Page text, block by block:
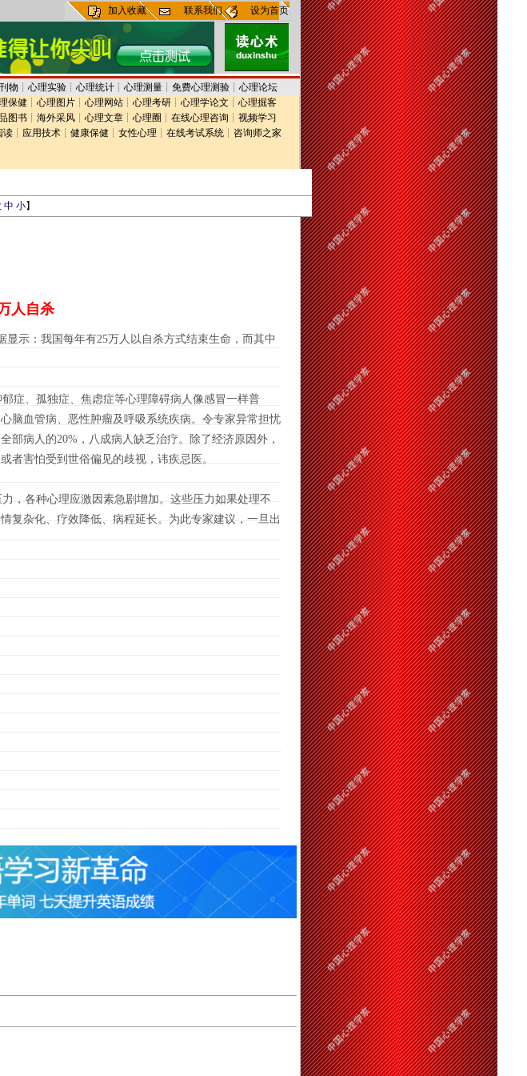
加入收藏 联系我们 设为首页
物 ┊ 心理实验┊ 心理统计┊ 心理测量┊ 免费心理测验┊ 心理论坛
保健 ┊ 心理图片 ┊ 心理网站 ┊ 心理考研 ┊ 心理学论文 ┊ 心理掘客
图书 ┊ 海外采风 ┊ 心理文章 ┊ 心理圈 ┊ 在线心理咨询 ┊ 视频学习
读 ┊ 应用技术 ┊ 健康保健 ┊ 女性心理 ┊ 在线考试系统 ┊ 咨询师之家
中 小】
人自杀
示：我国每年有25万人以自杀方式结束生命，而其中
、孤独症、焦虑症等心理障碍病人像感冒一样普
脑血管病、恶性肿瘤及呼吸系统疾病。令专家异常担忧
部病人的20%，八成病人缺乏治疗。除了经济原因外，
者害怕受到世俗偏见的歧视，讳疾忌医。
各种心理应激因素急剧增加。这些压力如果处理不
复杂化、疗效降低、病程延长。为此专家建议，一旦出